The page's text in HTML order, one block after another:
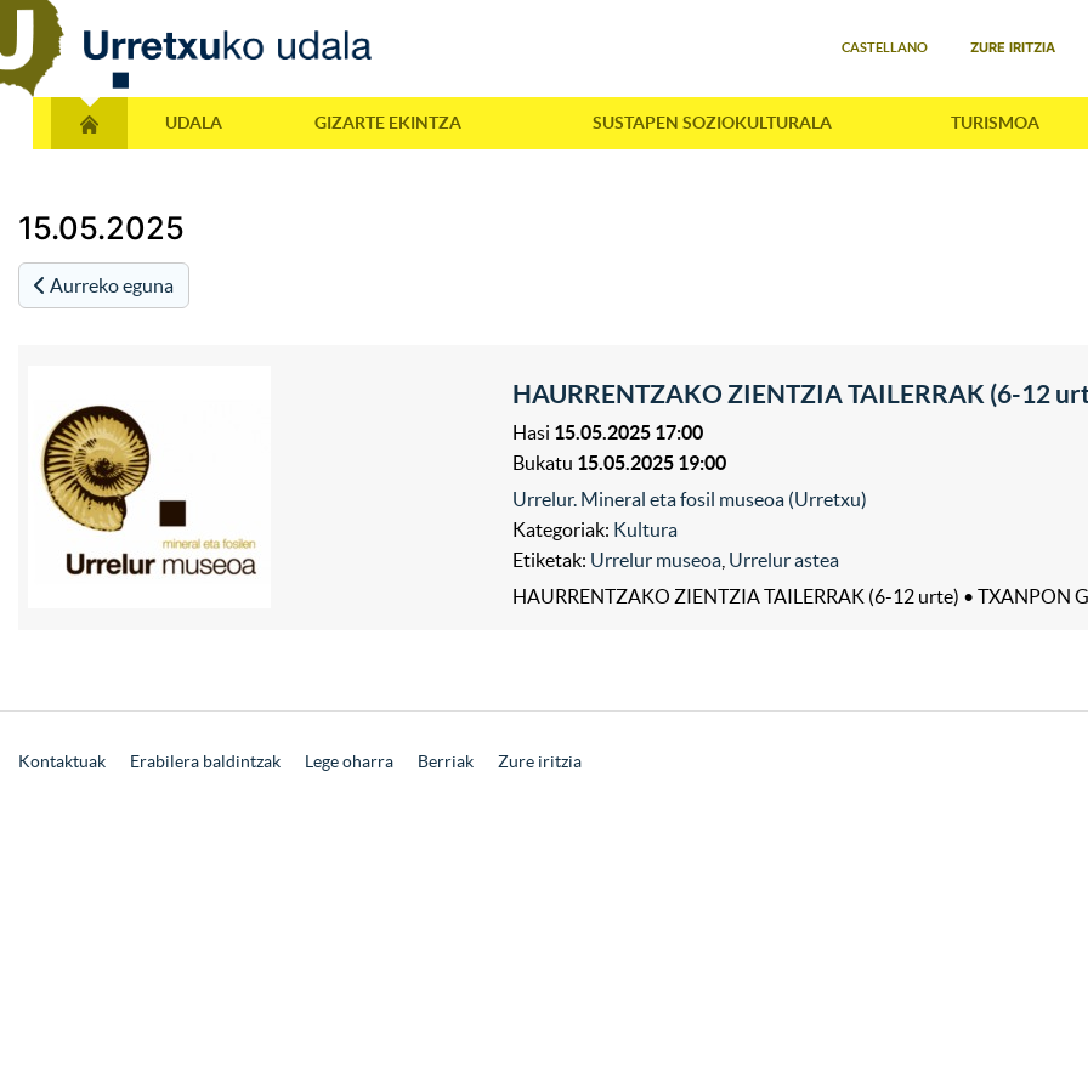
CASTELLANO ZURE IRITZIA
UDALA GIZARTE EKINTZA SUSTAPEN SOZIOKULTURALA TURISMOA
15.05.2025
Aurreko eguna
HAURRENTZAKO ZIENTZIA TAILERRAK (6-12
Hasi 15.05.2025 17:00
Bukatu 15.05.2025 19:00
Urrelur. Mineral eta fosil museoa (Urretxu)
Kategoriak: Kultura
Etiketak: Urrelur museoa Urrelur astea
HAURRENTZAKO ZIENTZIA TAILERRAK (6-12 urte) • TXANPON
Kontaktuak Erabilera baldintzak Lege oharra Berriak Zure iritzia